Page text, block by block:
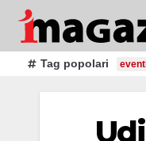
Salta
contenutoTag popolari